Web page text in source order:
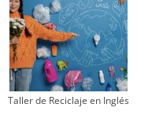
Taller de Reciclaje en Inglés